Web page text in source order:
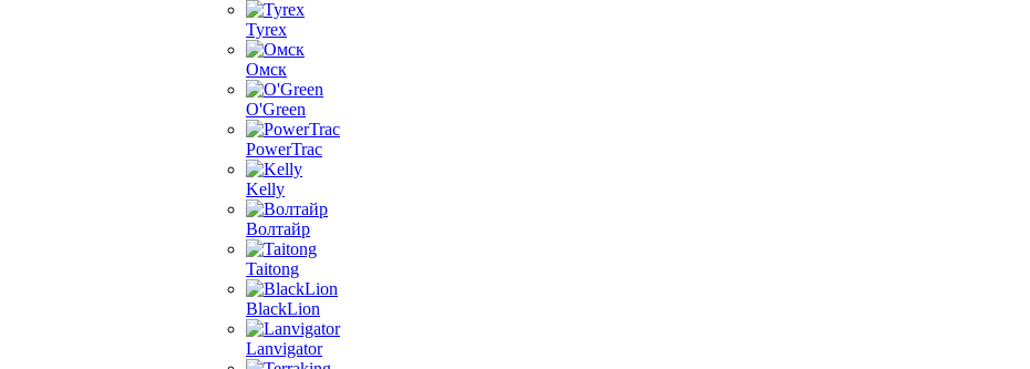
Tyrex
Омск
O'Green
PowerTrac
Kelly
Волтайр
Taitong
BlackLion
Lanvigator